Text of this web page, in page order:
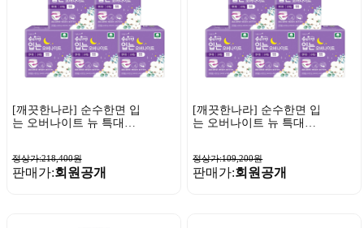
[깨끗한나라] 순수한면 입
는 오버나이트 뉴 특대형
정상가:218,400원
판매가:회원공개
[깨끗한나라] 순수한면 입
는 오버나이트 뉴 특대형
정상가:109,200원
판매가:회원공개